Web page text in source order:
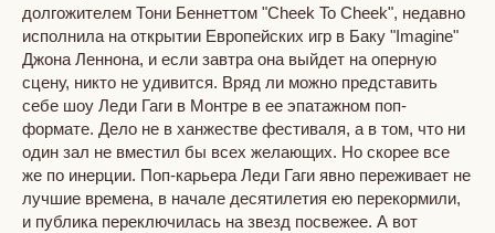
долгожителем Тони Беннеттом "Cheek To Cheek", недавно
исполнила на открытии Европейских игр в Баку "Imagine"
Джона Леннона, и если завтра она выйдет на оперную
сцену, никто не удивится. Вряд ли можно представить
себе шоу Леди Гаги в Монтре в ее эпатажном поп-
формате. Дело не в ханжестве фестиваля, а в том, что ни
один зал не вместил бы всех желающих. Но скорее все
же по инерции. Поп-карьера Леди Гаги явно переживает не
лучшие времена, в начале десятилетия ею перекормили,
и публика переключилась на звезд посвежее. А вот